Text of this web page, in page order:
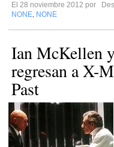
El 28 noviembre 2012 por
NONE NONE
Ian McKellen
regresan a X-
Past